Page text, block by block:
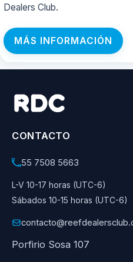
Dealers Club.
MÁS INFORMACIÓN
CONTACTO
55 7508 5663
L-V 10-17 horas (UTC-6)
Sábados 10-15 horas (UTC-6)
Porfirio Sosa 107